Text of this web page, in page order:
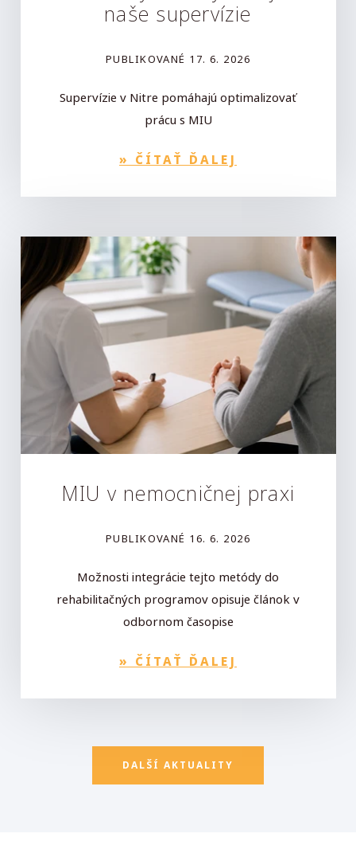
naše supervízie
PUBLIKOVANÉ 17. 6. 2026
Supervízie v Nitre pomáhajú optimalizovať
prácu s MIU
» ČÍTAŤ ĎALEJ
MIU v nemocničnej praxi
PUBLIKOVANÉ 16. 6. 2026
Možnosti integrácie tejto metódy do
rehabilitačných programov opisuje článok v
odbornom časopise
» ČÍTAŤ ĎALEJ
DALŠÍ AKTUALITY